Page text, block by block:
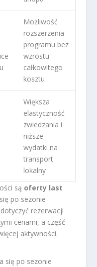
Możliwość
rozszerzenia
programu bez
wzrostu
całkowitego
kosztu
Większa
elastyczność
zwiedzania i
niższe
wydatki na
transport
lokalny
są oferty last
po sezonie
rezerwacji
cenami, a część
aktywności.
się po sezonie